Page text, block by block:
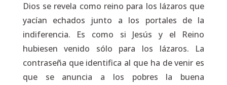
Dios se revela como reino para los lázaros que
yacían echados junto a los portales de la
indiferencia. Es como si Jesús y el Reino
hubiesen venido sólo para los lázaros. La
contraseña que identifica al que ha de venir es
que se anuncia a los pobres la buena